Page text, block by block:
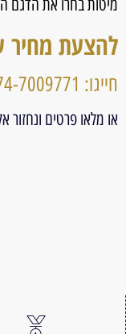
מיטות בחרו את הדגם
להצעת מחיר
חייגו: 074-7009771
או מלאו פרטים